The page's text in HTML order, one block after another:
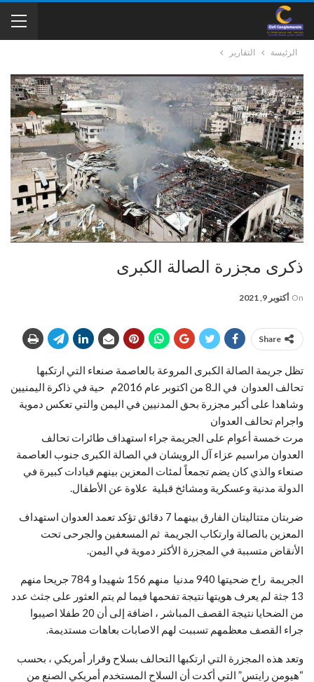
الرئيسة التقارير
ذكرى مجزرة الصالة الكبرى
On أكتوبر 9, 2021
Share
تظل جريمة الصالة الكبرى المروعة بالعاصمة صنعاء التي ارتكبها
تحالف العدوان في الـ8 من اكتوبر عام 2016م حية في ذاكرة اليمنيين
وشاهدا على أكبر مجزرة بحق المدنيين في اليمن والتي تعكس دموية
واجرام تحالف العدوان
مرت خمسة أعوام على الجريمة جراء استهداف طائرات تحالف
العدوان مراسيم عزاء آل الرويشان في الصالة الكبرى جنوب العاصمة
صنعاء والذي كان يضم تجمعاً لمئات المعزين بينهم قيادات كبيرة في
الدولة مدنية وعسكرية ومشائخ قبلية علاوة عن الأطفال.
ضربتان متتاليتان الفارق بينهما 7 دقائق تؤكد تعمد العدوان استهداف
المعزين بالصالة وارتكاب الجريمة ثم المسعفين والجرحى تحت
الأنقاض متسببة في المجزرة الأكثر دموية في اليمن.
الجريمة راح ضحيتها 940 مدنيا منهم 156 شهيدا و 784 جريحا منهم
13 جثة لم يعرف هويتها نتيجة تفحمها فيما لم يتم العثور على جثث عدد
من الضحايا نتيجة القصف المباشر ، اضافة إلى أن 20 طفلا اصيبوا
جراء القصف معظمهم تسببت لهم الاصابات بعاهات مستديمة.
وتعد هذه المجزرة التي ارتكبها التحالف بسلاح وقرار أمريكي ، بحسب
“هيومن رايتس” التي أكدت أن السلاح المستخدم أمريكي الصنع من